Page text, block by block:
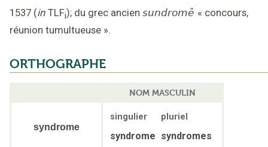
1537 (in TLFi); du grec ancien sundromê « concours,
réunion tumultueuse ».
ORTHOGRAPHE
NOM MASCULIN
syndrome
singulier pluriel
syndrome syndromes